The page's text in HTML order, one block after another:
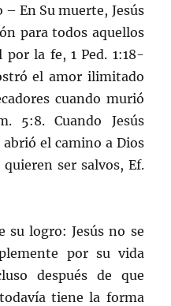
– En Su muerte, Jesús
para todos aquellos
por la fe, 1 Ped. 1:18-
el amor ilimitado
cuando murió
5:8. Cuando Jesús
el camino a Dios
ser salvos, Ef.
su logro: Jesús no se
por su vida
después de que
tiene la forma